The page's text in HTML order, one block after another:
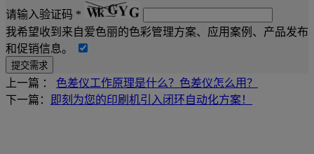
请输入验证码 *
我希望收到来自爱色丽的色彩管理方案、应用案例、产品发布
和促销信息。
上一篇 ： 色差仪工作原理是什么？色差仪怎么用？
下一篇：
即刻为您的印刷机引入闭环自动化方案！